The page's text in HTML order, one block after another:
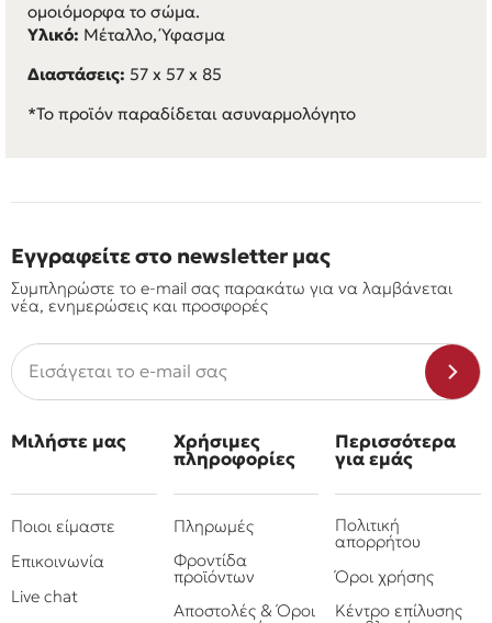
ομοιόμορφα το σώμα.
Υλικό: Μέταλλο, Ύφασμα
Διαστάσεις: 57 x 57 x 85
*Το προϊόν παραδίδεται ασυναρμολόγητο
Εγγραφείτε στο newsletter μας
Συμπληρώστε το e-mail σας παρακάτω για να λαμβάνεται
νέα, ενημερώσεις και προσφορές
Μιλήστε μας
Ποιοι είμαστε
Επικοινωνία
Live chat
Χρήσιμες
πληροφορίες
Πληρωμές
Φροντίδα
προϊόντων
Αποστολές & Όροι
Περισσότερα
για εμάς
Πολιτική
απορρήτου
Όροι χρήσης
Κέντρο επίλυσης